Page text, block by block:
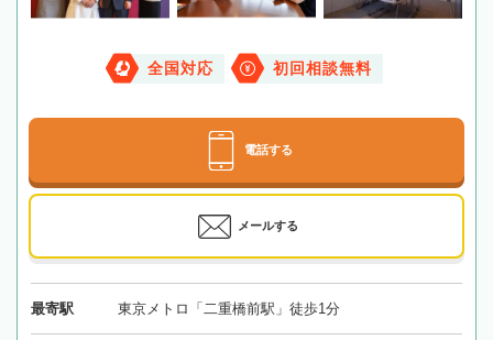
全国対応 初回相談無料
電話する
メールする
最寄駅 東京メトロ「二重橋前駅」徒歩1分